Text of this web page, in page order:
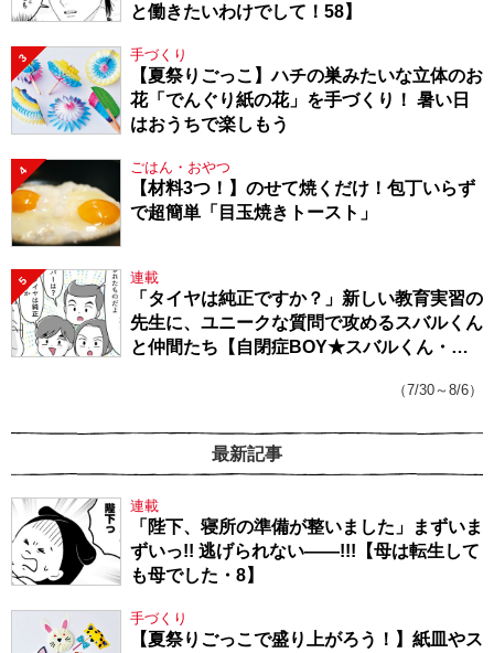
と働きたいわけでして！58】
3 手づくり
【夏祭りごっこ】ハチの巣みたいな立体のお
花「でんぐり紙の花」を手づくり！ 暑い日
はおうちで楽しもう
4 ごはん・おやつ
【材料3つ！】のせて焼くだけ！包丁いらず
で超簡単「目玉焼きトースト」
5 連載
「タイヤは純正ですか？」新しい教育実習の
先生に、ユニークな質問で攻めるスバルくん
と仲間たち【自閉症BOY★スバルくん・
（7/30～8/6）
最新記事
連載
「陛下、寝所の準備が整いました」まずいま
ずいっ!! 逃げられない――!!!【母は転生して
も母でした・8】
手づくり
【夏祭りごっこで盛り上がろう！】紙皿やス